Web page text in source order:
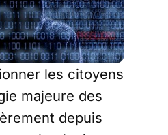
les citoyens
majeure des
depuis